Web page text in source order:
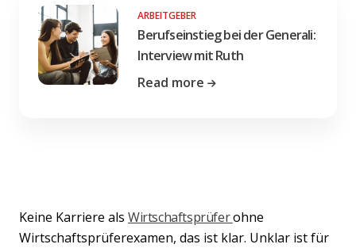
ARBEITGEBER
Berufseinstieg bei der Generali:
Interview mit Ruth
Read more
Keine Karriere als Wirtschaftsprüferohne
Wirtschaftsprüferexamen, das ist klar. Unklar ist für